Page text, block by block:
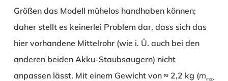
Größen das Modell mühelos handhaben können;
daher stellt es keinerlei Problem dar, dass sich das
hier vorhandene Mittelrohr (wie i. Ü. auch bei den
anderen beiden Akku-Staubsaugern) nicht
anpassen lässt. Mit einem Gewicht von ≈ 2,2 kg (mmax